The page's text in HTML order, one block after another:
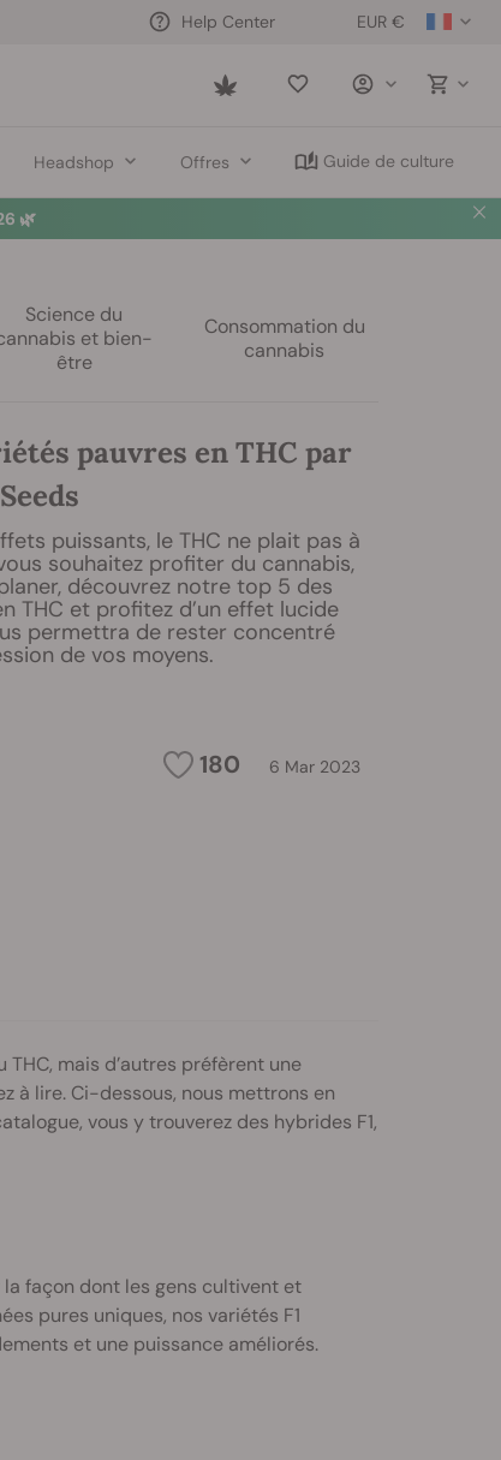
EUR €
Help Center
Saved
Headshop Offres Guide de culture
🌿
Science du
et bien-
être
Consommation du
cannabis
pauvres en THC par
puissants, le THC ne plait pas à
souhaitez profiter du cannabis,
découvrez notre top 5 des
THC et profitez d’un effet lucide
permettra de rester concentré
de vos moyens.
180 6 Mar 2023
mais d’autres préfèrent une
à lire. Ci-dessous, nous mettrons en
vous y trouverez des hybrides F1,
façon dont les gens cultivent et
pures uniques, nos variétés F1
et une puissance améliorés.